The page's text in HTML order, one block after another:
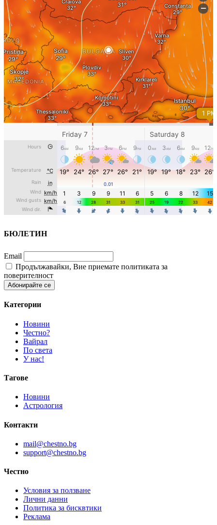
БЮЛЕТИН
Email
Продължавайки, Вие приемате политиката за
поверителност
Категории
Новини
Честно?
Вайрал
По света
У нас!
Тагове
Новини
Астрология
Контакти
mail@chestno.bg
support@chestno.bg
Честно
Условия за ползване
Лични данни
Политика за бисквтики
Реклама